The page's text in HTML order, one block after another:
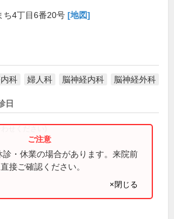
ち4丁目6番20号 [地図]
科 婦人科 脳神経内科 脳神経外科
日
せください)
・休業の場合があります。来院前
接ご確認ください。
×閉じる